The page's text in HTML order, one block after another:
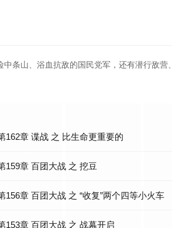
条山、浴血抗敌的国民党军，还有潜行敌营、
162章 谍战 之 比生命更重要的
159章 百团大战 之 挖豆
156章 百团大战 之 “收复”两个四等小火车
153章 百团大战 之 战幕开启